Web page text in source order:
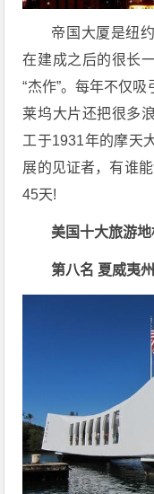
帝国大厦是纽
在建成之后的很长
“杰作”。每年不仅
莱坞大片还把很多
工于1931年的摩天
展的见证者，有谁
45天!
美国十大旅游地
第八名 夏威夷